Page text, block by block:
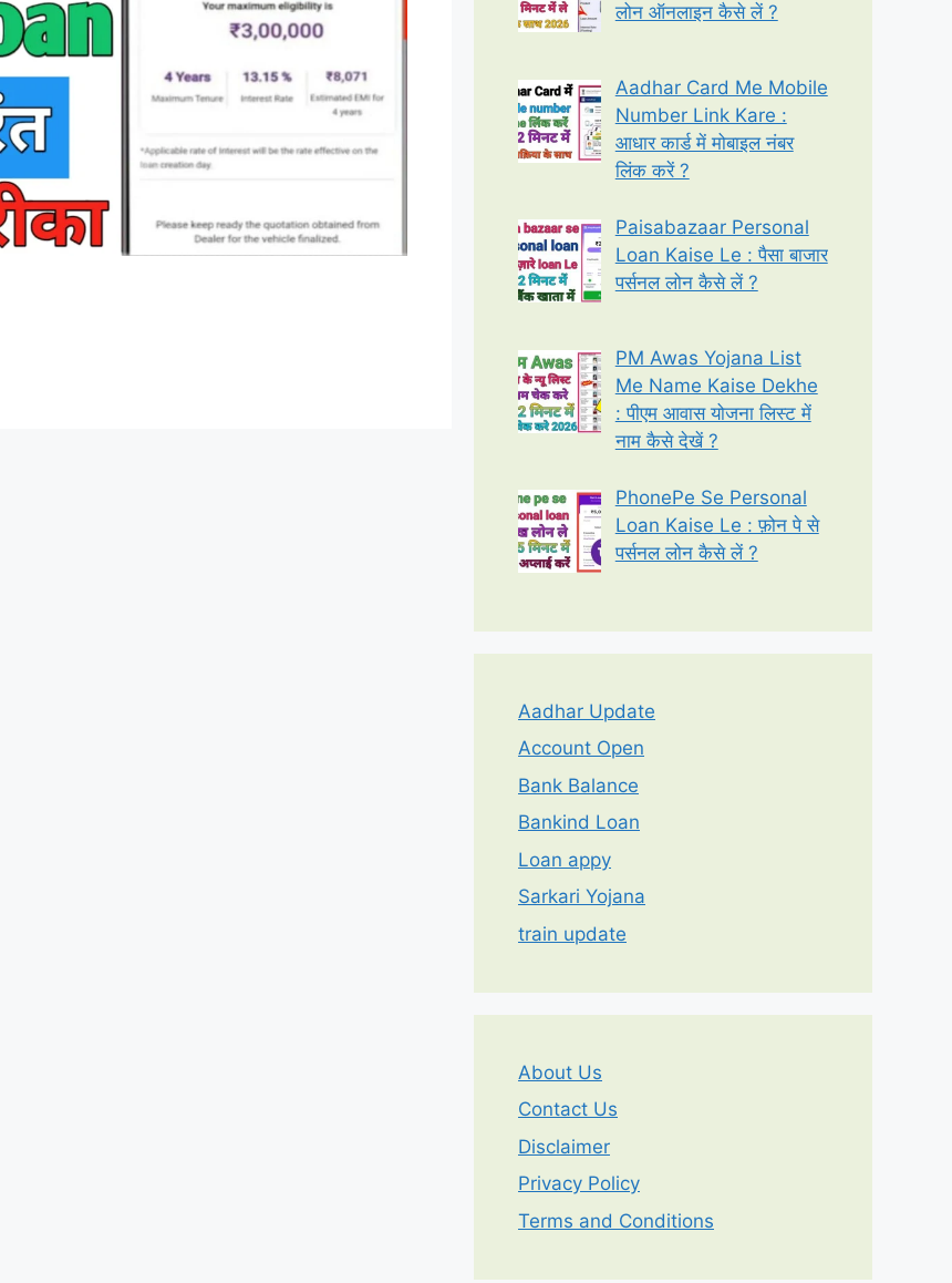
लोन ऑनलाइन कैसे लें ?
Aadhar Card Me Mobile
Number Link Kare :
आधार कार्ड में मोबाइल नंबर
लिंक करें ?
Paisabazaar Personal
Loan Kaise Le : पैसा बाजार
पर्सनल लोन कैसे लें ?
PM Awas Yojana List
Me Name Kaise Dekhe
: पीएम आवास योजना लिस्ट में
नाम कैसे देखें ?
PhonePe Se Personal
Loan Kaise Le : फ़ोन पे से
पर्सनल लोन कैसे लें ?
Aadhar Update
Account Open
Bank Balance
Bankind Loan
Loan appy
Sarkari Yojana
train update
About Us
Contact Us
Disclaimer
Privacy Policy
Terms and Conditions